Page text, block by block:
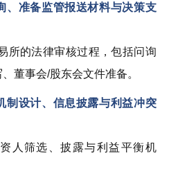
、准备监管报送材料与决策支
所的法律审核过程，包括问询
董事会/股东会文件准备。
制设计、信息披露与利益冲突
人筛选、披露与利益平衡机